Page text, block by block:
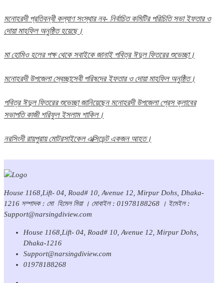
মনোহরদী প্রতিবন্ধী কল্যাণ সংস্থার নব- নির্বাচিত কমিটির পরিচিতি সভা ইফতার ও
দোয়া মাহফিল অনুষ্ঠিত হয়েছে।
মা হোমিও হলের পক্ষ থেকে সবাইকে জানাই পবিত্র ঈদুল ফিতরের শুভেচ্ছা।
মনোহরদী উপজেলা স্বেচ্ছাসেবী পরিষদের ইফতার ও দোয়া মাহফিল অনুষ্ঠিত।
পবিত্র ঈদুল ফিতরের শুভেচ্ছা জানিয়েছেন মনোহরদী উপজেলা প্রেস ক্লাবের
সভাপতি কাজী শরিফুল ইসলাম শাকিল।
নরসিংদী রায়পুরায় মোটরসাইকেল এক্সিডেন্ট একজন আহত।
House 1168,Lift- 04, Road# 10, Avenue 12, Mirpur Dohs, Dhaka-
1216 সম্পাদক : মো হিমেল মিয়া । মোবাইল : 01978188268 । ইমেইল :
Support@narsingdiview.com
House 1168,Lift- 04, Road# 10, Avenue 12, Mirpur Dohs,
Dhaka-1216
Support@narsingdiview.com
01978188268